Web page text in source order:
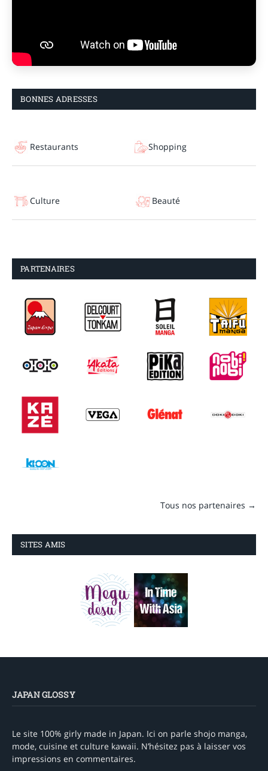
BONNES ADRESSES
Restaurants Shopping
Culture Beauté
PARTENAIRES
Tous nos partenaires →
SITES AMIS
JAPAN GLOSSY
Le site 100% girly made in Japan. Ici on parle shojo manga,
mode, cuisine et culture kawaii. N’hésitez pas à laisser vos
impressions en commentaires.